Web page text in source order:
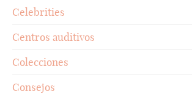
Celebrities
Centros auditivos
Colecciones
Consejos